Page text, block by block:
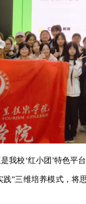
我校‘红小团’特色平
践”三维培养模式，将